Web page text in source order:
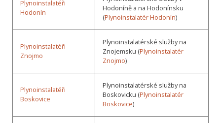
Plynoinstalatéři
Hodonín
Hodoníně a na Hodonínsku
(Plynoinstalatér Hodonín)
Plynoinstalatéři
Znojmo
Plynoinstalatérské služby na
Znojemsku (Plynoinstalatér
Znojmo)
Plynoinstalatéři
Boskovice
Plynoinstalatérské služby na
Boskovicku (Plynoinstalatér
Boskovice)